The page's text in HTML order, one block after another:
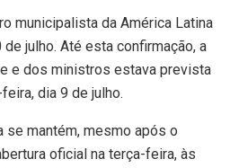
municipalista da América Latina
julho. Até esta confirmação, a
e dos ministros estava prevista
dia 9 de julho.
se mantém, mesmo após o
oficial na terça-feira, às